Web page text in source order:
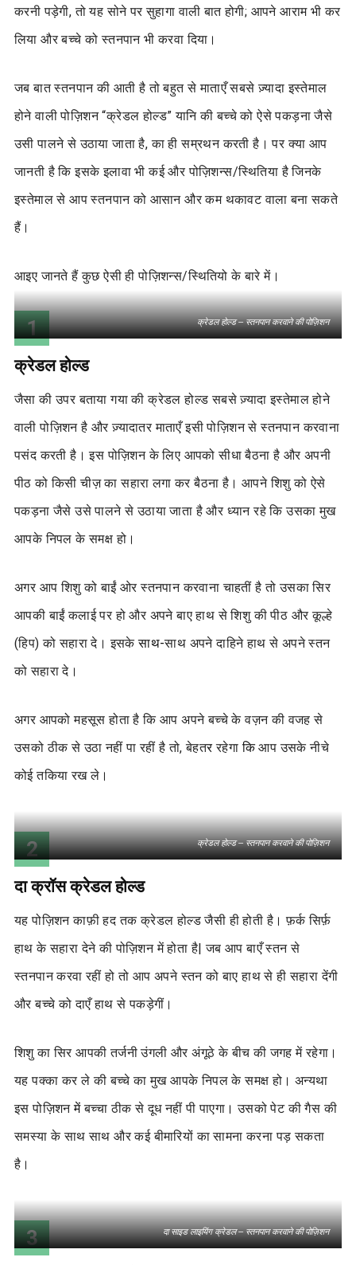
करनी पड़ेगी, तो यह सोने पर सुहागा वाली बात होगी; आपने आराम भी कर
लिया और बच्चे को स्तनपान भी करवा दिया।
जब बात स्तनपान की आती है तो बहुत से माताएँ सबसे ज़्यादा इस्तेमाल
होने वाली पोज़िशन “क्रेडल होल्ड” यानि की बच्चे को ऐसे पकड़ना जैसे
उसी पालने से उठाया जाता है, का ही सम्रथन करती है। पर क्या आप
जानती है कि इसके इलावा भी कई और पोज़िशन्स/स्थितिया है जिनके
इस्तेमाल से आप स्तनपान को आसान और कम थकावट वाला बना सकते
हैं।
आइए जानते हैं कुछ ऐसी ही पोज़िशन्स/स्थितियो के बारे में।
1 क्रेडल होल्ड – स्तनपान करवाने की पोज़िशन
क्रेडल होल्ड
जैसा की उपर बताया गया की क्रेडल होल्ड सबसे ज़्यादा इस्तेमाल होने
वाली पोज़िशन है और ज़्यादातर माताएँ इसी पोज़िशन से स्तनपान करवाना
पसंद करती है। इस पोज़िशन के लिए आपको सीधा बैठना है और अपनी
पीठ को किसी चीज़ का सहारा लगा कर बैठना है। आपने शिशु को ऐसे
पकड़ना जैसे उसे पालने से उठाया जाता है और ध्यान रहे कि उसका मुख
आपके निपल के समक्ष हो।
अगर आप शिशु को बाईं ओर स्तनपान करवाना चाहतीं है तो उसका सिर
आपकी बाईं कलाई पर हो और अपने बाए हाथ से शिशु की पीठ और कूल्हे
(हिप) को सहारा दे। इसकेसाथ-साथ अपने दाहिने हाथ से अपने स्तन
को सहारा दे।
अगर आपको महसूस होता है कि आप अपने बच्चे के वज़न की वजह से
उसको ठीक से उठा नहीं पा रहीं है तो, बेहतररहेगाकिआप उसके नीचे
कोई तकिया रख ले।
2 क्रेडल होल्ड – स्तनपान करवाने की पोज़िशन
दा क्रॉस क्रेडल होल्ड
यह पोज़िशन काफ़ी हद तक क्रेडल होल्ड जैसी ही होती है। फ़र्क सिर्फ़
हाथ के सहारा देने की पोज़िशन में होता है| जब आप बाएँ स्तन से
स्तनपान करवा रहीं हो तो आप अपने स्तन को बाए हाथ से ही सहारा देंगी
और बच्चे को दाएँ हाथ से पकड़ेगीं।
शिशु का सिर आपकी तर्जनी उंगली और अंगूठे के बीच की जगह में रहेगा।
यह पक्का कर ले की बच्चे का मुख आपके निपल के समक्ष हो। अन्यथा
इस पोज़िशनमेंबच्चा ठीक से दूध नहीं पी पाएगा ।उसको पेट की गैस की
समस्या के साथ साथ और कई बीमारियों का सामना करना पड़ सकता
है।
3 दा साइड लाइयिंग क्रेडल – स्तनपान करवाने की पोज़िशन